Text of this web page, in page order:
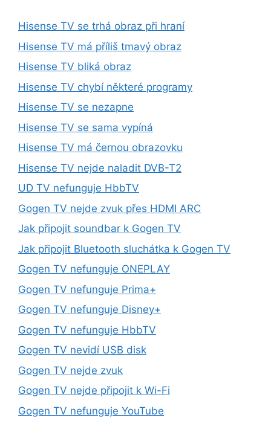
Hisense TV se trhá obraz při hraní
Hisense TV má příliš tmavý obraz
Hisense TV bliká obraz
Hisense TV chybí některé programy
Hisense TV se nezapne
Hisense TV se sama vypíná
Hisense TV má černou obrazovku
Hisense TV nejde naladit DVB-T2
UD TV nefunguje HbbTV
Gogen TV nejde zvuk přes HDMI ARC
Jak připojit soundbar k Gogen TV
Jak připojit Bluetooth sluchátka k Gogen TV
Gogen TV nefunguje ONEPLAY
Gogen TV nefunguje Prima+
Gogen TV nefunguje Disney+
Gogen TV nefunguje HbbTV
Gogen TV nevidí USB disk
Gogen TV nejde zvuk
Gogen TV nejde připojit k Wi-Fi
Gogen TV nefunguje YouTube